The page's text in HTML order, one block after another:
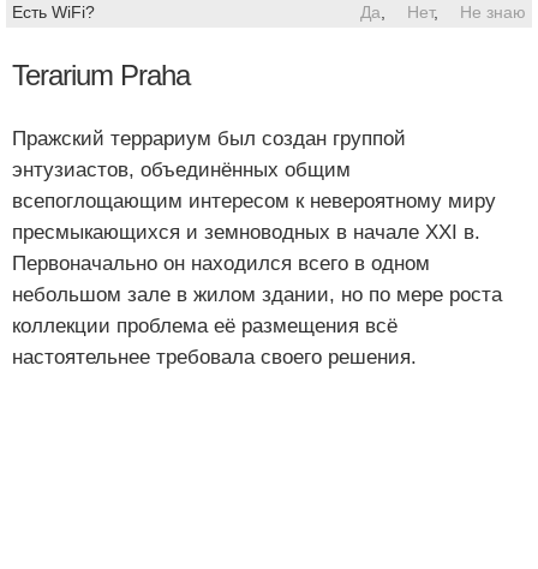
Есть WiFi?
Да Нет, Не знаю
Terarium Praha
Пражский террариум был создан группой
энтузиастов, объединённых общим
всепоглощающим интересом к невероятному миру
пресмыкающихся и земноводных в начале XXI в.
Первоначально он находился всего в одном
небольшом зале в жилом здании, но по мере роста
коллекции проблема её размещения всё
настоятельнее требовала своего решения.